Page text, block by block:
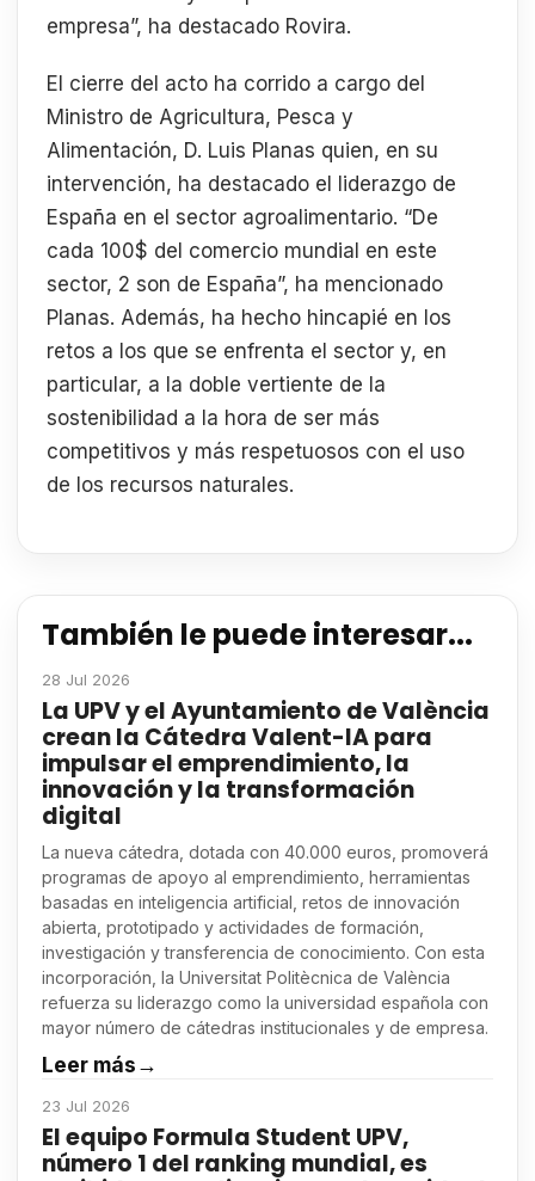
empresa”, ha destacado Rovira.
El cierre del acto ha corrido a cargo del
Ministro de Agricultura, Pesca y
Alimentación, D. Luis Planas quien, en su
intervención, ha destacado el liderazgo de
España en el sector agroalimentario. “De
cada 100$ del comercio mundial en este
sector, 2 son de España”, ha mencionado
Planas. Además, ha hecho hincapié en los
retos a los que se enfrenta el sector y, en
particular, a la doble vertiente de la
sostenibilidad a la hora de ser más
competitivos y más respetuosos con el uso
de los recursos naturales.
También le puede interesar...
28 Jul 2026
La UPV y el Ayuntamiento de València
crean la Cátedra Valent-IA para
impulsar el emprendimiento, la
innovación y la transformación
digital
La nueva cátedra, dotada con 40.000 euros, promoverá
programas de apoyo al emprendimiento, herramientas
basadas en inteligencia artificial, retos de innovación
abierta, prototipado y actividades de formación,
investigación y transferencia de conocimiento. Con esta
incorporación, la Universitat Politècnica de València
refuerza su liderazgo como la universidad española con
mayor número de cátedras institucionales y de empresa.
Leer más→
23 Jul 2026
El equipo Formula Student UPV,
número 1 del ranking mundial, es